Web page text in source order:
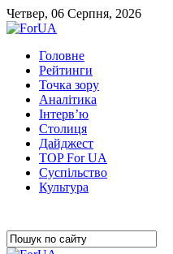
Четвер, 06 Серпня, 2026
Головне
Рейтинги
Точка зору
Аналітика
Інтерв’ю
Столиця
Дайджест
TOP For UA
Суспiльство
Культура